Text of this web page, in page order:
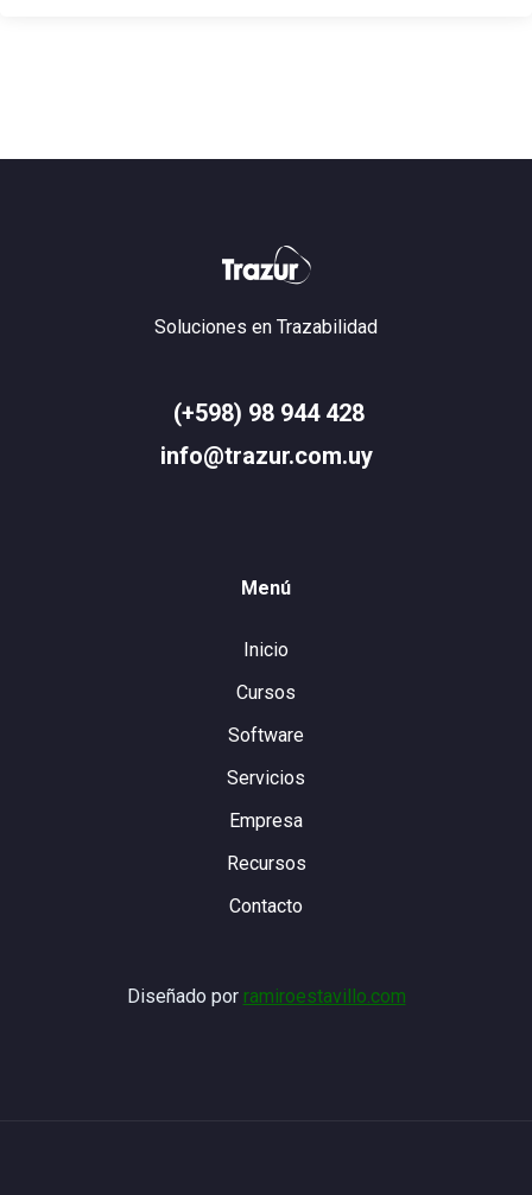
Soluciones en Trazabilidad
(+598) 98 944 428
info@trazur.com.uy
Menú
Inicio
Cursos
Software
Servicios
Empresa
Recursos
Contacto
Diseñado por ramiroestavillo.com